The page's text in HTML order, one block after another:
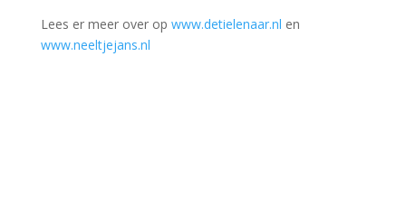
Lees er meer over op www.detielenaar.nl en
www.neeltjejans.nl